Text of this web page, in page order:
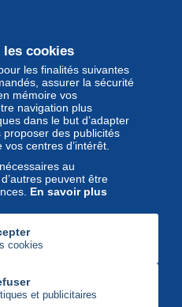
et décalé sur
timbres et leurs
cookies
les finalités suivantes
assurer la sécurité
mémoire vos
navigation plus
dans le but d’adapter
des publicités
centres d’intérêt.
au
peuvent être
En savoir plus
cookies
et publicitaires